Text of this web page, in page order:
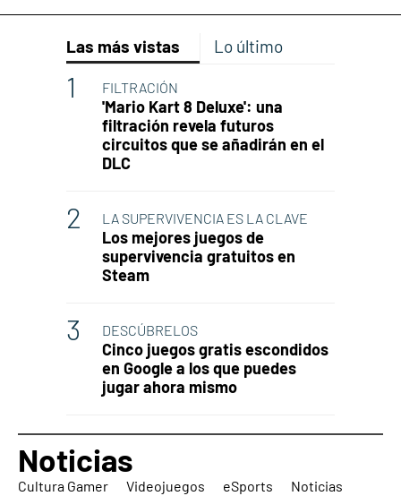
Las más vistas Lo último
FILTRACIÓN
'Mario Kart 8 Deluxe': una
filtración revela futuros
circuitos que se añadirán en el
DLC
LA SUPERVIVENCIA ES LA CLAVE
Los mejores juegos de
supervivencia gratuitos en
Steam
DESCÚBRELOS
Cinco juegos gratis escondidos
en Google a los que puedes
jugar ahora mismo
Noticias
Cultura Gamer Videojuegos eSports
Noticias